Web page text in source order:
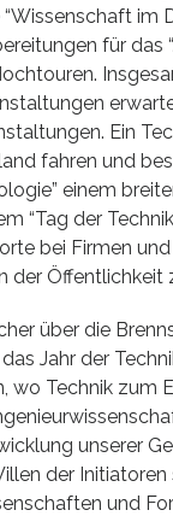
im
für das
Ein
fahren und
einem
“Tag der
bei Firmen und
der Öffentlichkeit
über die
Jahr der
wo Technik zum
unserer
der
und